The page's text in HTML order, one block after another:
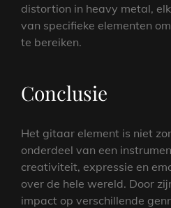
distortion in heavy metal,
van specifieke elementen
te bereiken.
Conclusie
Het gitaar element is niet
onderdeel van een
creativiteit, expressie en
over de hele wereld. Door
impact op verschillende